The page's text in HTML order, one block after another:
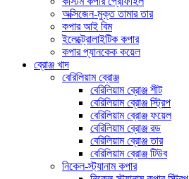
অক্সিজেন-মুক্ত তামার তার
কপার আই বিম
ইলেক্ট্রোলাইটিক কপার
কপার প্যানকেক কয়েল
ব্রোঞ্জ খাদ
বেরিলিয়াম ব্রোঞ্জ
বেরিলিয়াম ব্রোঞ্জ শীট
বেরিলিয়াম ব্রোঞ্জ স্ট্রিপ
বেরিলিয়াম ব্রোঞ্জ ফয়েল
বেরিলিয়াম ব্রোঞ্জ রড
বেরিলিয়াম ব্রোঞ্জ তার
বেরিলিয়াম ব্রোঞ্জ টিউব
নিকেল-স্ট্যানাম কপার